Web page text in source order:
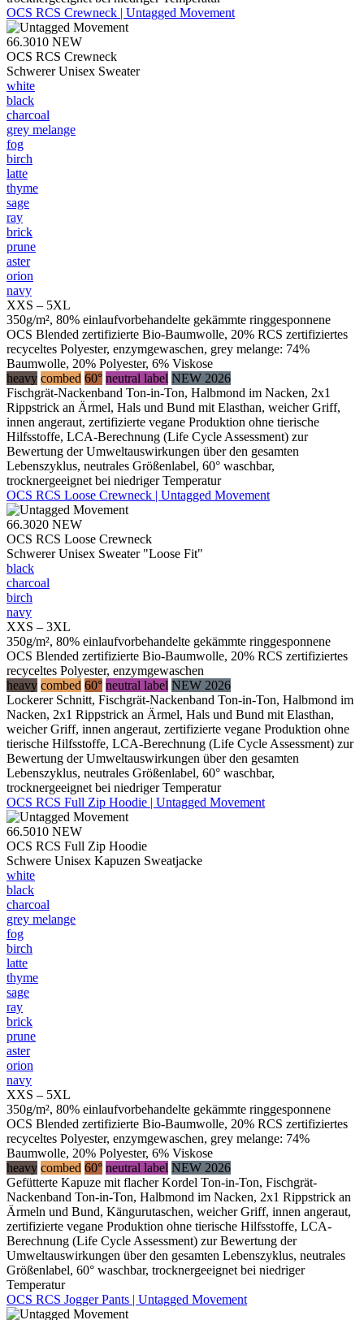
OCS RCS Crewneck | Untagged Movement
66.3010 NEW
OCS RCS Crewneck
Schwerer Unisex Sweater
white
black
charcoal
grey melange
fog
birch
latte
thyme
sage
ray
brick
prune
aster
orion
navy
XXS – 5XL
350g/m², 80% einlaufvorbehandelte gekämmte ringgesponnene
OCS Blended zertifizierte Bio-Baumwolle, 20% RCS zertifiziertes
recyceltes Polyester, enzymgewaschen, grey melange: 74%
Baumwolle, 20% Polyester, 6% Viskose
heavy combed 60° neutral label NEW 2026
Fischgrät-Nackenband Ton-in-Ton, Halbmond im Nacken, 2x1
Rippstrick an Ärmel, Hals und Bund mit Elasthan, weicher Griff,
innen angeraut, zertifizierte vegane Produktion ohne tierische
Hilfsstoffe, LCA-Berechnung (Life Cycle Assessment) zur
Bewertung der Umweltauswirkungen über den gesamten
Lebenszyklus, neutrales Größenlabel, 60° waschbar,
trocknergeeignet bei niedriger Temperatur
OCS RCS Loose Crewneck | Untagged Movement
66.3020 NEW
OCS RCS Loose Crewneck
Schwerer Unisex Sweater "Loose Fit"
black
charcoal
birch
navy
XXS – 3XL
350g/m², 80% einlaufvorbehandelte gekämmte ringgesponnene
OCS Blended zertifizierte Bio-Baumwolle, 20% RCS zertifiziertes
recyceltes Polyester, enzymgewaschen
heavy combed 60° neutral label NEW 2026
Lockerer Schnitt, Fischgrät-Nackenband Ton-in-Ton, Halbmond im
Nacken, 2x1 Rippstrick an Ärmel, Hals und Bund mit Elasthan,
weicher Griff, innen angeraut, zertifizierte vegane Produktion ohne
tierische Hilfsstoffe, LCA-Berechnung (Life Cycle Assessment) zur
Bewertung der Umweltauswirkungen über den gesamten
Lebenszyklus, neutrales Größenlabel, 60° waschbar,
trocknergeeignet bei niedriger Temperatur
OCS RCS Full Zip Hoodie | Untagged Movement
66.5010 NEW
OCS RCS Full Zip Hoodie
Schwere Unisex Kapuzen Sweatjacke
white
black
charcoal
grey melange
fog
birch
latte
thyme
sage
ray
brick
prune
aster
orion
navy
XXS – 5XL
350g/m², 80% einlaufvorbehandelte gekämmte ringgesponnene
OCS Blended zertifizierte Bio-Baumwolle, 20% RCS zertifiziertes
recyceltes Polyester, enzymgewaschen, grey melange: 74%
Baumwolle, 20% Polyester, 6% Viskose
heavy combed 60° neutral label NEW 2026
Gefütterte Kapuze mit flacher Kordel Ton-in-Ton, Fischgrät-
Nackenband Ton-in-Ton, Halbmond im Nacken, 2x1 Rippstrick an
Ärmeln und Bund, Kängurutaschen, weicher Griff, innen angeraut,
zertifizierte vegane Produktion ohne tierische Hilfsstoffe, LCA-
Berechnung (Life Cycle Assessment) zur Bewertung der
Umweltauswirkungen über den gesamten Lebenszyklus, neutrales
Größenlabel, 60° waschbar, trocknergeeignet bei niedriger
Temperatur
OCS RCS Jogger Pants | Untagged Movement